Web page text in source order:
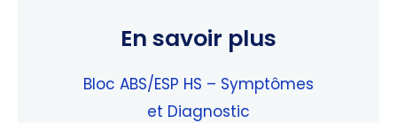
En savoir plus
Bloc ABS/ESP HS – Symptômes
et Diagnostic